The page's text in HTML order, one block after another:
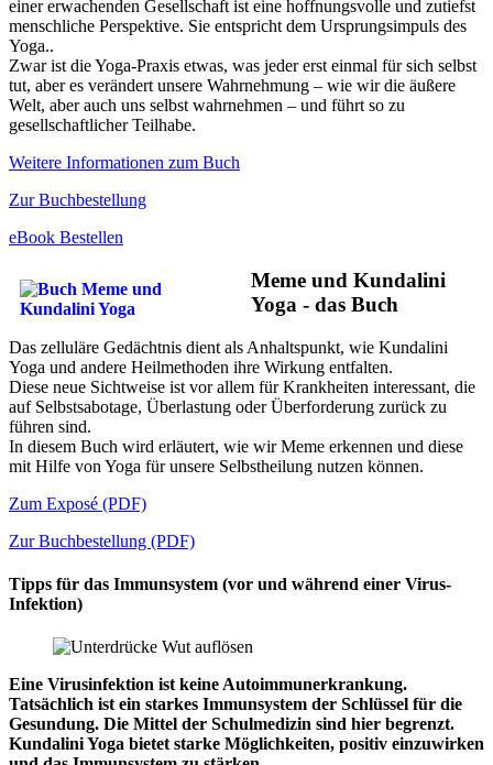
einer erwachenden Gesellschaft ist eine hoffnungsvolle und zutiefst
menschliche Perspektive. Sie entspricht dem Ursprungsimpuls des
Yoga..
Zwar ist die Yoga-Praxis etwas, was jeder erst einmal für sich selbst
tut, aber es verändert unsere Wahrnehmung – wie wir die äußere
Welt, aber auch uns selbst wahrnehmen – und führt so zu
gesellschaftlicher Teilhabe.
Weitere Informationen zum Buch
Zur Buchbestellung
eBook Bestellen
Meme und Kundalini
Yoga - das Buch
Das zelluläre Gedächtnis dient als Anhaltspunkt, wie Kundalini
Yoga und andere Heilmethoden ihre Wirkung entfalten.
Diese neue Sichtweise ist vor allem für Krankheiten interessant, die
auf Selbstsabotage, Überlastung oder Überforderung zurück zu
führen sind.
In diesem Buch wird erläutert, wie wir Meme erkennen und diese
mit Hilfe von Yoga für unsere Selbstheilung nutzen können.
Zum Exposé (PDF)
Zur Buchbestellung (PDF)
Tipps für das Immunsystem (vor und während einer Virus-
Infektion)
Eine Virusinfektion ist keine Autoimmunerkrankung.
Tatsächlich ist ein starkes Immunsystem der Schlüssel für die
Gesundung. Die Mittel der Schulmedizin sind hier begrenzt.
Kundalini Yoga bietet starke Möglichkeiten, positiv einzuwirken